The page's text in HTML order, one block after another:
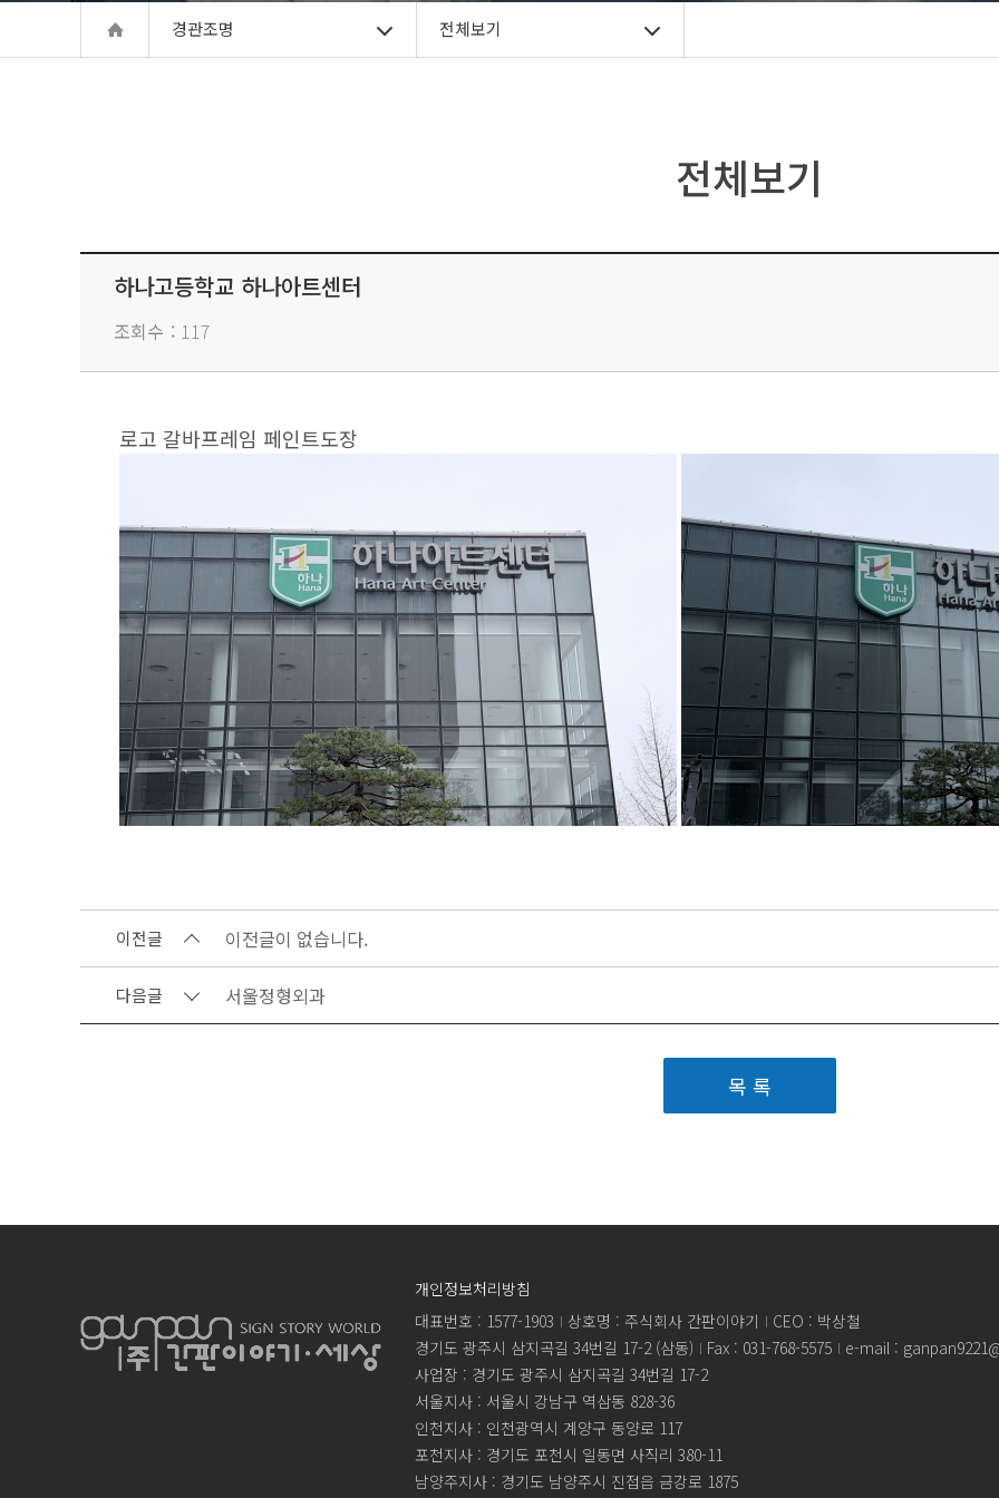
경관조명 전체보기
전체보기
하나고등학교 하나아트센터
조회수 117
로고 갈바프레임 페인트도장
이전글 이전글이 없습니다.
다음글 서울정형외과
목 록
개인정보처리방침
대표번호 : 1577-1903
상호명 : 주식회사 간판이야기
CEO : 박상철
경기도 광주시 삼지곡길 34번길 17-2 (삼동)
Fax : 031-768-5575
e-mail :
사업장 : 경기도 광주시 삼지곡길 34번길 17-2
서울지사 : 서울시 강남구 역삼동 828-36
인천지사 : 인천광역시 계양구 동양로 117
포천지사 : 경기도 포천시 일동면 사직리 380-11
남양주지사 : 경기도 남양주시 진접읍 금강로 1875